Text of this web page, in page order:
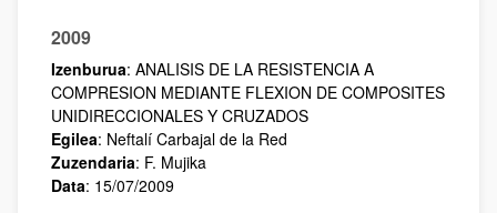
2009
Izenburua: ANALISIS DE LA RESISTENCIA A
COMPRESION MEDIANTE FLEXION DE COMPOSITES
UNIDIRECCIONALES Y CRUZADOS
Egilea: Neftalí Carbajal de la Red
Zuzendaria: F. Mujika
Data: 15/07/2009